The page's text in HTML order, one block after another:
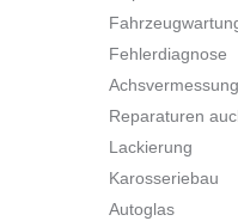
Fehlerdiagnose
Achsvermessung
Reparaturen
Lackierung
Karosseriebau
Autoglas